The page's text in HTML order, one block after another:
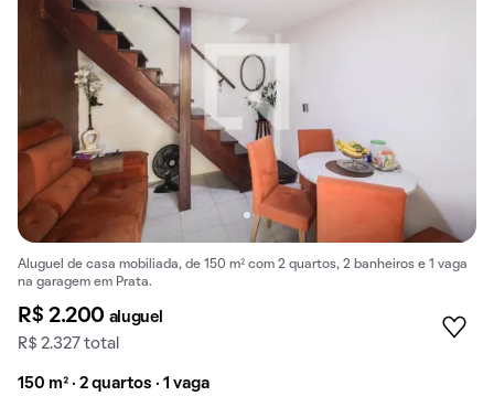
Aluguel de casa mobiliada, de 150 m² com 2 quartos, 2 banheiros e 1 vaga
na garagem em Prata.
R$ 2.200 aluguel
R$ 2.327 total
150 m² · 2 quartos · 1 vaga